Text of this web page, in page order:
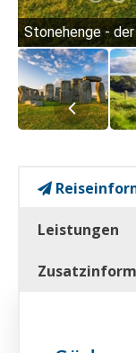
Stonehenge -
Leistungen